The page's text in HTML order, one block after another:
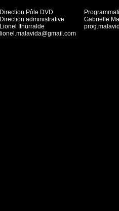
Direction Pôle DVD
Direction administrative
Lionel Ithurralde
lionel.malavida@gmail.com
Gabrielle